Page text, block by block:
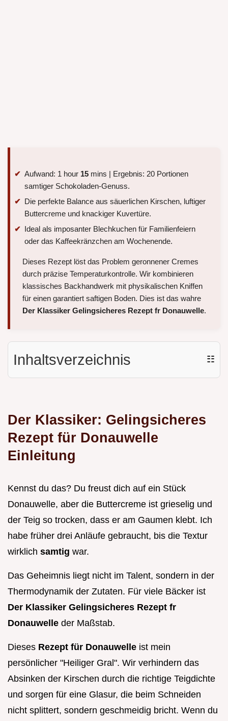
Aufwand: 1 hour 15 mins | Ergebnis: 20 Portionen
samtiger Schokoladen-Genuss.
Die perfekte Balance aus säuerlichen Kirschen, luftiger
Buttercreme und knackiger Kuvertüre.
Ideal als imposanter Blechkuchen für Familienfeiern
oder das Kaffeekränzchen am Wochenende.
Dieses Rezept löst das Problem geronnener Cremes
durch präzise Temperaturkontrolle. Wir kombinieren
klassisches Backhandwerk mit physikalischen Kniffen
für einen garantiert saftigen Boden. Dies ist das wahre
Der Klassiker Gelingsicheres Rezept fr Donauwelle.
Inhaltsverzeichnis ☷
Der Klassiker: Gelingsicheres
Rezept für Donauwelle
Einleitung
Kennst du das? Du freust dich auf ein Stück
Donauwelle, aber die Buttercreme ist grieselig und
der Teig so trocken, dass er am Gaumen klebt. Ich
habe früher drei Anläufe gebraucht, bis die Textur
wirklich samtig war.
Das Geheimnis liegt nicht im Talent, sondern in der
Thermodynamik der Zutaten. Für viele Bäcker ist
Der Klassiker Gelingsicheres Rezept fr
Donauwelle der Maßstab.
Dieses Rezept für Donauwelle ist mein
persönlicher "Heiliger Gral". Wir verhindern das
Absinken der Kirschen durch die richtige Teigdichte
und sorgen für eine Glasur, die beim Schneiden
nicht splittert, sondern geschmeidig bricht. Wenn du